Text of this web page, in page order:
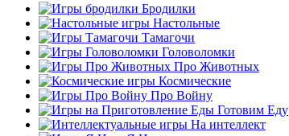
Бродилки
Настольные
Тамагочи
Головоломки
Про Животных
Космические
Про Войну
Готовим Еду
На интеллект